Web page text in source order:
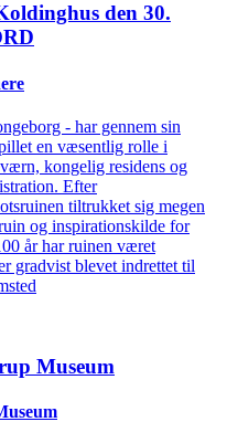
den 30.
- har gennem sin
en væsentlig rolle i
kongelig residens og
Efter
tiltrukket sig megen
og inspirationskilde for
år har ruinen været
gradvist blevet indrettet til
Museum